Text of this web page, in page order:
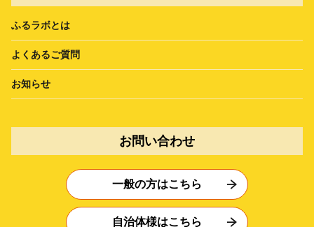
ふるラボとは
よくあるご質問
お知らせ
お問い合わせ
一般の方はこちら
自治体様はこちら